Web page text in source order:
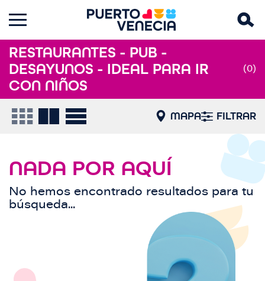
RESTAURANTES - PUB -
DESAYUNOS - IDEAL PARA IR
CON NIÑOS
(0)
MAPA FILTRAR
NADA POR AQUÍ
No hemos encontrado resultados para tu
búsqueda...